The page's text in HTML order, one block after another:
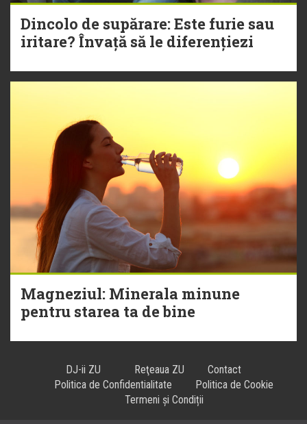
Dincolo de supărare: Este furie sau
iritare? Învață să le diferențiezi
Magneziul: Minerala minune
pentru starea ta de bine
DJ-ii ZU Reţeaua ZU
Contact
Politica de Confidentialitate
Politica de Cookie
Termeni și Condiții